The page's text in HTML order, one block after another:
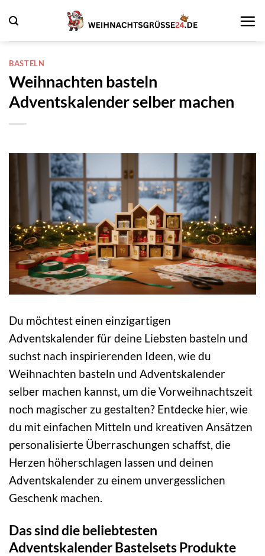
Inhalt
springen
BASTELN
Weihnachten basteln
Adventskalender selber machen
Du möchtest einen einzigartigen
Adventskalender für deine Liebsten basteln und
suchst nach inspirierenden Ideen, wie du
Weihnachten basteln und Adventskalender
selber machen kannst, um die Vorweihnachtszeit
noch magischer zu gestalten? Entdecke hier, wie
du mit einfachen Mitteln und kreativen Ansätzen
personalisierte Überraschungen schaffst, die
Herzen höherschlagen lassen und deinen
Adventskalender zu einem unvergesslichen
Geschenk machen.
Das sind die beliebtesten
Adventskalender Bastelsets Produkte